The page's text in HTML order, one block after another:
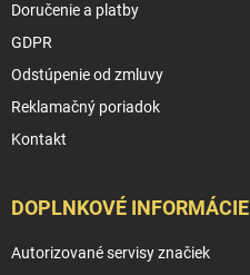
Doručenie a platby
GDPR
Odstúpenie od zmluvy
Reklamačný poriadok
Kontakt
DOPLNKOVÉ INFORMÁCIE
Autorizované servisy značiek